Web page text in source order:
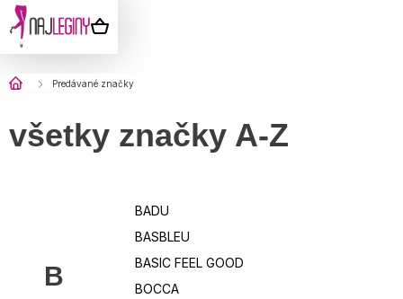
Prejsť
na
obsah
NÁKUPNÝ
KOŠÍK
DomovPredávané značky
všetky značky A-Z
B
BADU
BASBLEU
BASIC FEEL GOOD
BOCCA